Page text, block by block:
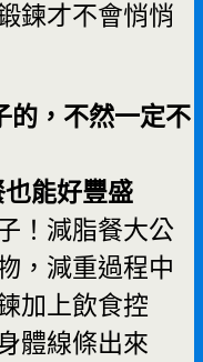
鍊才不會悄悄
，不然一定不
能好豐盛
減脂餐大公
，減重過程中
加上飲食控
體線條出來